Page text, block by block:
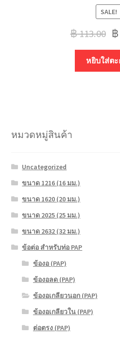
SALE!
฿113.00 ฿
หยิบใส่ต
หมวดหมู่สินค้า
Uncategorized
ขนาด 1216 (16 มม.)
ขนาด 1620 (20 มม.)
ขนาด 2025 (25 มม.)
ขนาด 2632 (32 มม.)
ข้อต่อ สำหรับท่อ PAP
ข้องอ (PAP)
ข้องอลด (PAP)
ข้องอเกลียวนอก (PAP)
ข้องอเกลียวใน (PAP)
ต่อตรง (PAP)